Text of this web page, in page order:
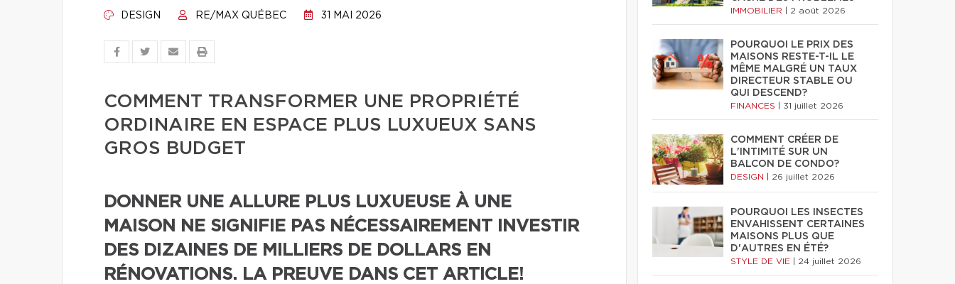
DESIGN RE/MAX QUÉBEC 31 MAI 2026
COMMENT TRANSFORMER UNE PROPRIÉTÉ
ORDINAIRE EN ESPACE PLUS LUXUEUX SANS
GROS BUDGET
DONNER UNE ALLURE PLUS LUXUEUSE À UNE
MAISON NE SIGNIFIE PAS NÉCESSAIREMENT INVESTIR
DES DIZAINES DE MILLIERS DE DOLLARS EN
RÉNOVATIONS. LA PREUVE DANS CET ARTICLE!
IMMOBILIER 2 août 2026
POURQUOI LE PRIX DES
MAISONS RESTE-T-IL LE
MÊME MALGRÉ UN TAUX
DIRECTEUR STABLE OU
QUI DESCEND?
FINANCES 31 juillet 2026
COMMENT CRÉER DE
L'INTIMITÉ SUR UN
BALCON DE CONDO?
DESIGN 26 juillet 2026
POURQUOI LES INSECTES
ENVAHISSENT CERTAINES
MAISONS PLUS QUE
D'AUTRES EN ÉTÉ?
STYLE DE VIE 24 juillet 2026